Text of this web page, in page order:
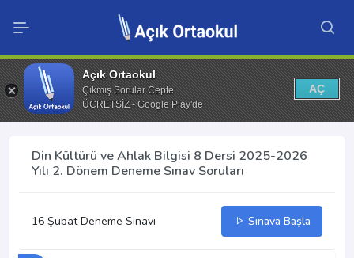
Açık Ortaokul
Çıkmış Sorular Cepte
ÜCRETSİZ - Google Play'de
AÇ
Din Kültürü ve Ahlak Bilgisi 8 Dersi 2025-2026
Yılı 2. Dönem Deneme Sınav Soruları
16 Şubat Deneme Sınavı Sınava Başla